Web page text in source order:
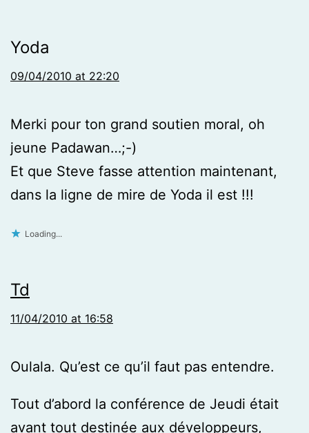
Yoda
09/04/2010 at 22:20
Merki pour ton grand soutien moral, oh
jeune Padawan…;-)
Et que Steve fasse attention maintenant,
dans la ligne de mire de Yoda il est !!!
Loading...
Td
11/04/2010 at 16:58
Oulala. Qu’est ce qu’il faut pas entendre.
Tout d’abord la conférence de Jeudi était
avant tout destinée aux développeurs,